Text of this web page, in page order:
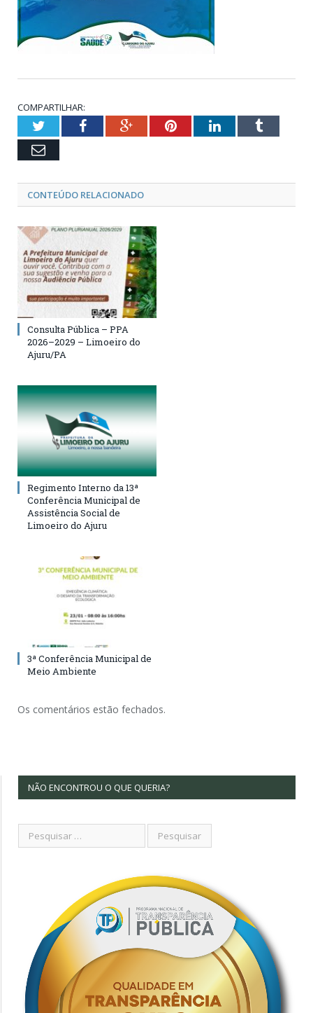
COMPARTILHAR:
TwitterFacebookGoogle+PinterestLinkedInTumblr
Email
CONTEÚDO RELACIONADO
Consulta Pública – PPA
2026–2029 – Limoeiro do
Ajuru/PA
Regimento Interno da 13ª
Conferência Municipal de
Assistência Social de
Limoeiro do Ajuru
3ª Conferência Municipal de
Meio Ambiente
Os comentários estão fechados.
NÃO ENCONTROU O QUE QUERIA?